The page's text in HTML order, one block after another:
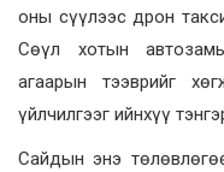
оны сүүлээс дрон
Сөүл хотын
агаарын тээврийг
үйлчилгээг ийнхүү
Сайдын энэ